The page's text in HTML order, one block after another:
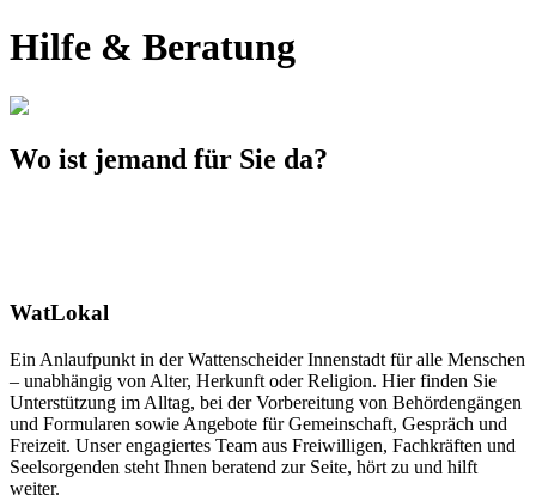
Hilfe & ­Beratung
Wo ist jemand für Sie da?
WatLokal
Ein Anlaufpunkt in der Wattenscheider Innenstadt für alle Menschen
– unabhängig von Alter, Herkunft oder Religion. Hier finden Sie
Unterstützung im Alltag, bei der Vorbereitung von Behördengängen
und Formularen sowie Angebote für Gemeinschaft, Gespräch und
Freizeit. Unser engagiertes Team aus Freiwilligen, Fachkräften und
Seelsorgenden steht Ihnen beratend zur Seite, hört zu und hilft
weiter.